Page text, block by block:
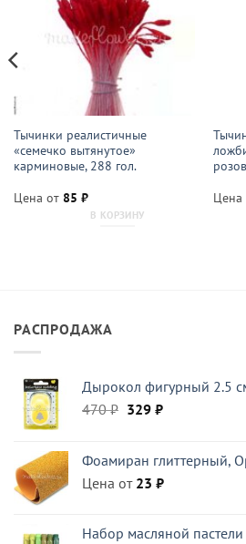
Тычинки реалистичные
«семечко вытянутое»
карминовые, 288 гол.
Цена от 85 ₽
В КОРЗИНУ
Цена
РАСПРОДАЖА
Дырокол фигурный 2.5
470₽ Первоначальная
470 ₽.
329 ₽Текущая
Фоамиран глиттерный,
Цена от 23 ₽
Набор масляной